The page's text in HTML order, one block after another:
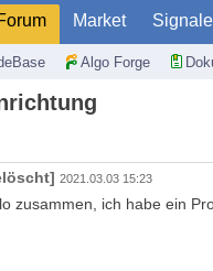
Market Signale
Algo Forge
2021.03.03 15:23
zusammen, ich habe ein